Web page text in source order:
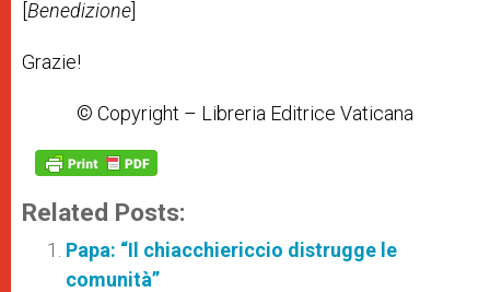
Benedizione
Grazie!
© Copyright – Libreria Editrice Vaticana
Related Posts:
Papa: “Il chiacchiericcio distrugge le
comunità”